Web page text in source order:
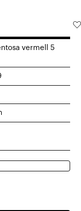
vermell 5